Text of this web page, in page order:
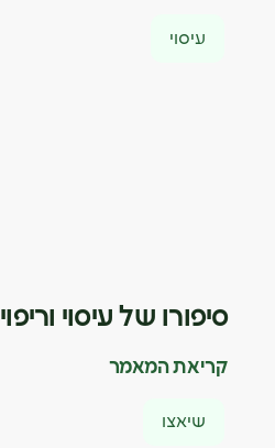
עיסוי
סיפורו של עיסוי וריפוי
קריאת המאמר
שיאצו